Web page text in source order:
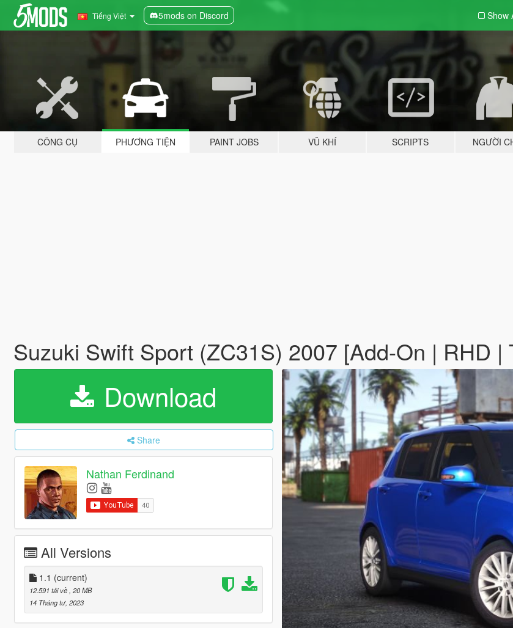
Tiếng Việt 5mods on Discord Show
CÔNG CỤ PHƯƠNG TIỆN PAINT JOBS VŨ KHÍ SCRIPTS NGƯỜI
Suzuki Swift Sport (ZC31S) 2007 [Add-On | RHD |
Download
Share
Nathan Ferdinand
All Versions
1.1 (current)
12.591 tải về , 20 MB
14 Tháng tư, 2023